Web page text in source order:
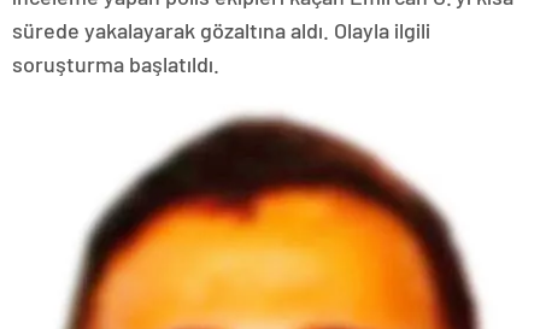
sürede yakalayarak gözaltına aldı. Olayla ilgili
soruşturma başlatıldı.